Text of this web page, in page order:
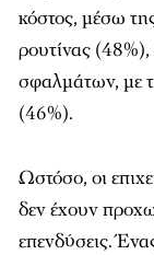
κόστος, μέσω
ρουτίνας
σφαλμάτων, με
(46%).
Ωστόσο, οι
δεν έχουν
επενδύσεις.